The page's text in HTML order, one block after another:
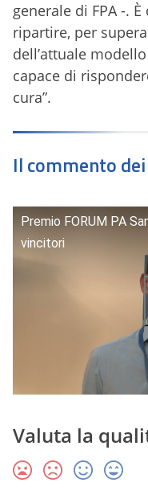
generale di FPA -.
ripartire, per
dell’attuale
capace di
cura”.
Il commento
Premio FORUM PA
vincitori
Valuta la